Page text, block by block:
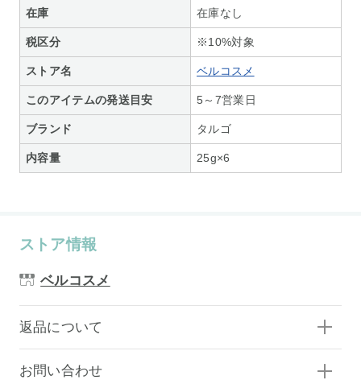
在庫 在庫なし
税区分 ※10%対象
ストア名 ベルコスメ
このアイテムの発送目安 5～7営業日
ブランド タルゴ
内容量 25g×6
ストア情報
ベルコスメ
返品について
お問い合わせ